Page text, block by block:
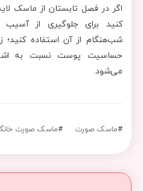
اگر در فصل تابستان از ماسک
کنید برای جلوگیری از
شب‌هنگام از آن استفاده کنید؛
حساسیت پوست نسبت به
می‌شود.
#ماسک صورت #ماسک صورت